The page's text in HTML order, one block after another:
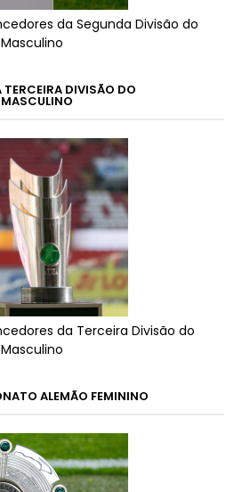
da Segunda Divisão do
TERCEIRA DIVISÃO DO
da Terceira Divisão do
ALEMÃO FEMININO